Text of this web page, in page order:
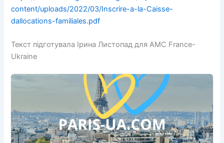
content/uploads/2022/03/Inscrire-a-la-Caisse-
dallocations-familiales.pdf
Текст підготувала Ірина Листопад для AMC France-
Ukraine